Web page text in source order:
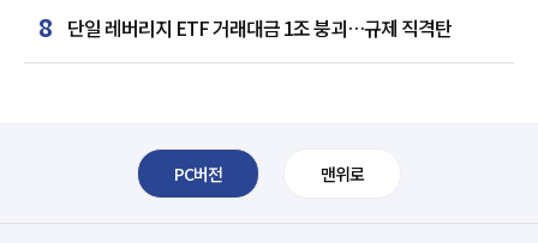
8 단일 레버리지 ETF 거래대금 1조 붕괴…규제 직격탄
PC버전 맨위로